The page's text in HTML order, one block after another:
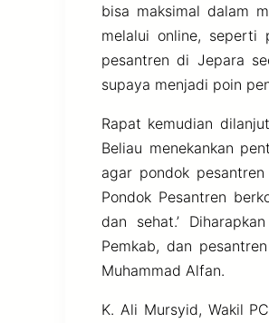
bisa maksimal dalam
melalui online, seperti
pesantren di Jepara
supaya menjadi poin
Rapat kemudian
Beliau menekankan
agar pondok
Pondok Pesantren
dan sehat.’
Pemkab, dan
Muhammad Alfan.
K. Ali Mursyid, Wakil